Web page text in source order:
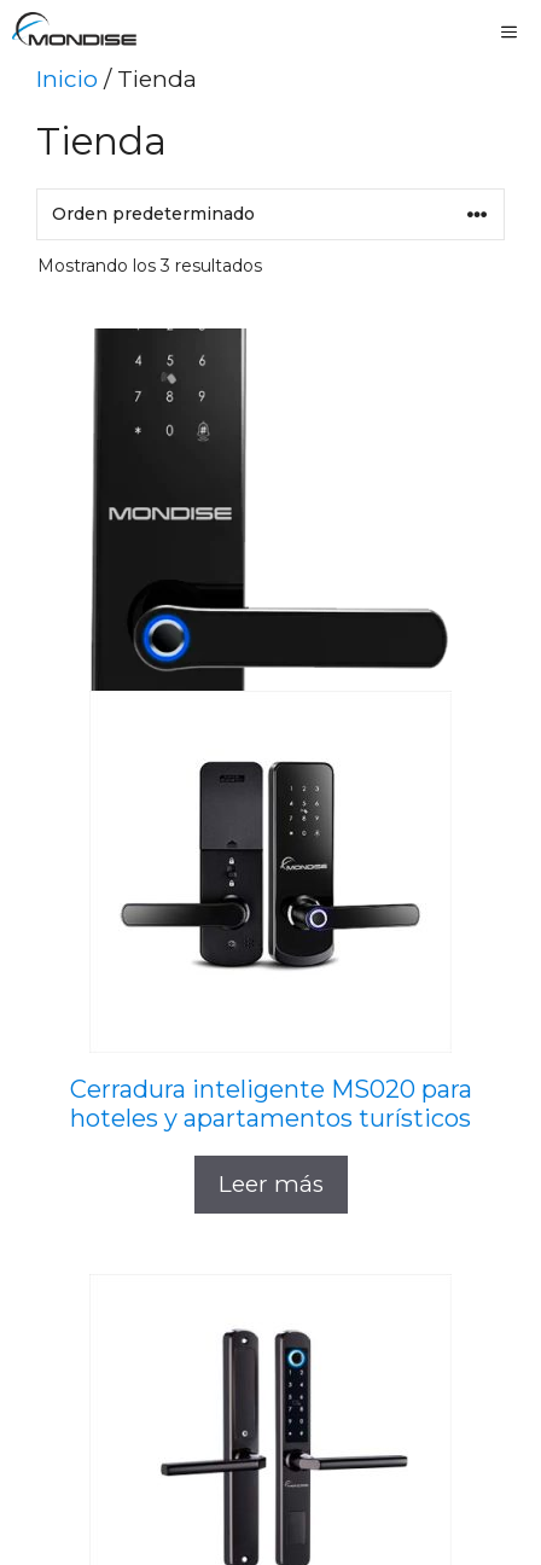
Saltar
al
contenido
Inicio / Tienda
Tienda
Mostrando los 3 resultados
Cerradura inteligente MS020 para
hoteles y apartamentos turísticos
Leer más